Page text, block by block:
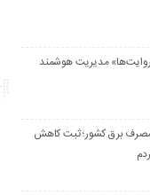
مدیریت هوشمند
برق کشور؛ ثبت کاهش